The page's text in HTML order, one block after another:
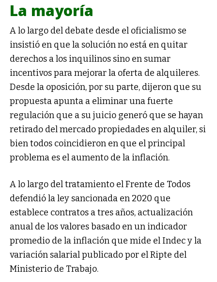
La mayoría
A lo largo del debate desde el oficialismo se
insistió en que la solución no está en quitar
derechos a los inquilinos sino en sumar
incentivos para mejorar la oferta de alquileres.
Desde la oposición, por su parte, dijeron que su
propuesta apunta a eliminar una fuerte
regulación que a su juicio generó que se hayan
retirado del mercado propiedades en alquiler, si
bien todos coincidieron en que el principal
problema es el aumento de la inflación.
A lo largo del tratamiento el Frente de Todos
defendió la ley sancionada en 2020 que
establece contratos a tres años, actualización
anual de los valores basado en un indicador
promedio de la inflación que mide el Indec y la
variación salarial publicado por el Ripte del
Ministerio de Trabajo.